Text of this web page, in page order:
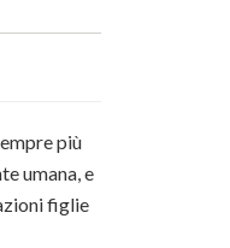
più
umana, e
figlie